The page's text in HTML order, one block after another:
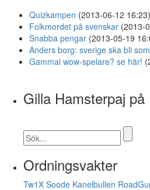
Quizkampen (2013-06-12 16:23)
Folkmordet på svenskar (2013-
Snabba pengar (2013-05-19
Anders borg: sverige ska bli
Gammal wow-spelare? se här!
Gilla Hamsterpaj på
Ordningsvakter
Tw1X Soode Kanelbullen